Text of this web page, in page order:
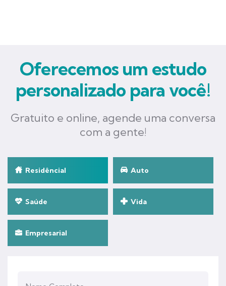
Oferecemos um estudo
personalizado para você!
Gratuito e online, agende uma conversa
com a gente!
Residêncial Auto
Saúde Vida
Empresarial